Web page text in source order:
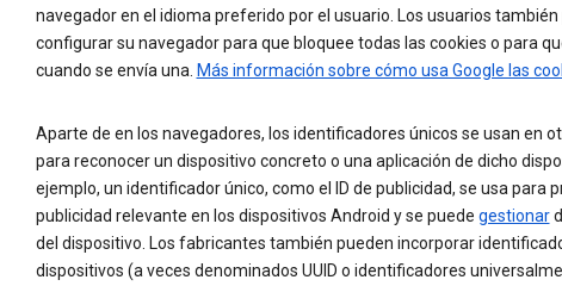
navegador en el idioma preferido por el usuario. Los usuarios también
configurar su navegador para que bloquee todas las cookies o para
cuando se envía una. Más información sobre cómo usa Google las
Aparte de en los navegadores, los identificadores únicos se usan en
para reconocer un dispositivo concreto o una aplicación de dicho
ejemplo, un identificador único, como el ID de publicidad, se usa para
publicidad relevante en los dispositivos Android y se puede gestionar
del dispositivo. Los fabricantes también pueden incorporar
dispositivos (a veces denominados UUID o identificadores